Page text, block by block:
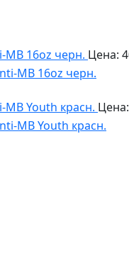
16oz черн. Цена:
Youth красн.